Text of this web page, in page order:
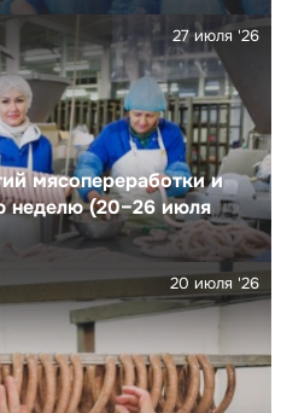
мясопереработки и
неделю (20–26 июля
27 июля '26
20 июля '26